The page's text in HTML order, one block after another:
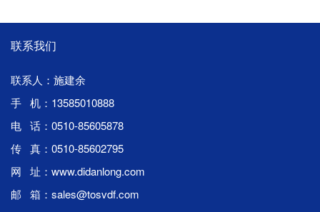
联系我们
联系人：施建余
手 机：13585010888
电 话：0510-85605878
传 真：0510-85602795
网 址：www.didanlong.com
邮 箱：sales@tosvdf.com